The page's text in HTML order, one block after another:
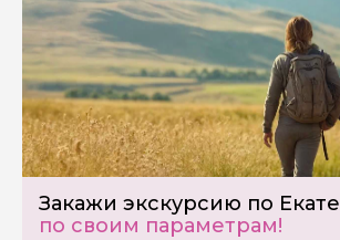
Закажи экскурсию по
по своим параметрам!
Я даю своё согласие на
данных
Отправить